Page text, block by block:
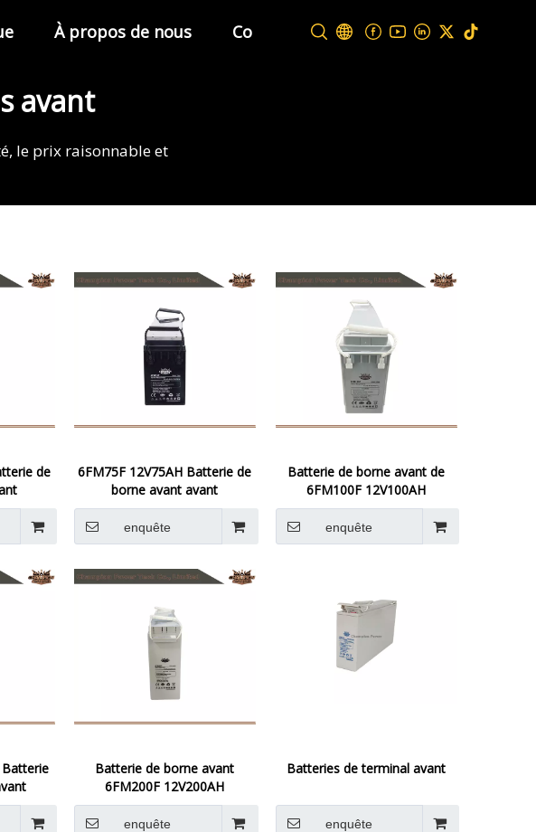
À propos de nous Contactez-nous
avant
le prix raisonnable et
de
6FM75F 12V75AH Batterie de
borne avant avant
enquête
Batterie de borne avant de
6FM100F 12V100AH
enquête
Batterie
Batterie de borne avant
6FM200F 12V200AH
enquête
Batteries de terminal avant
enquête